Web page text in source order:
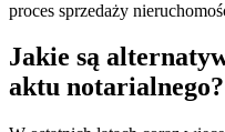
proces sprzedaży
Jakie są
aktu notarialnego?